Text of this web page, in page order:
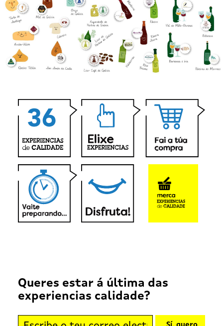
Queres estar á última das
experiencias calidade?